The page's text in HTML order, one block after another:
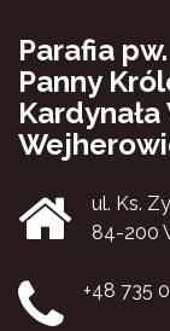
Parafia
Panny
ul. Ks.
84-200
+48 735